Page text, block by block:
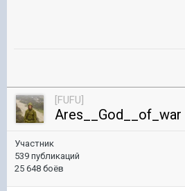
[FUFU]
Ares__God__of_war
Участник
539 публикаций
25 648 боёв